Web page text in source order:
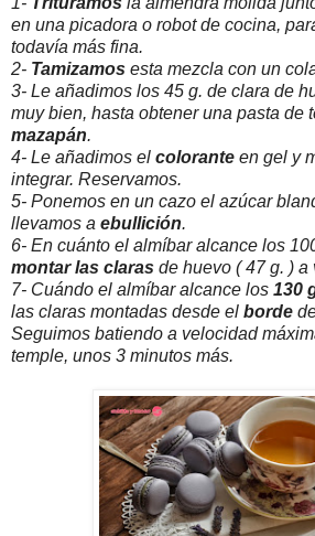
en una picadora o robot de cocina,
todavía más fina.
2- Tamizamos esta mezcla con un
3- Le añadimos los 45 g. de clara de
muy bien, hasta obtener una pasta de
mazapán.
4- Le añadimos el colorante en gel y
integrar. Reservamos.
5- Ponemos en un cazo el azúcar
llevamos a ebullición.
6- En cuánto el almíbar alcance los
montar las claras de huevo ( 47 g. )
7- Cuándo el almíbar alcance los 130
las claras montadas desde el borde
Seguimos batiendo a velocidad
temple, unos 3 minutos más.